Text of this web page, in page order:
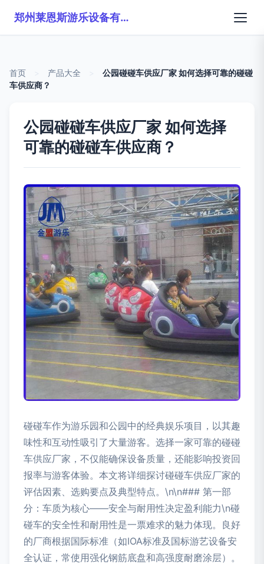
郑州莱恩斯游乐设备有限公司
首页 产品大全
公园碰碰车供应厂家 如何选择可靠的碰碰
车供应商？
公园碰碰车供应厂家 如何选择
可靠的碰碰车供应商？
碰碰车作为游乐园和公园中的经典娱乐项目，以其趣
味性和互动性吸引了大量游客。选择一家可靠的碰碰
车供应厂家，不仅能确保设备质量，还能影响投资回
报率与游客体验。本文将详细探讨碰碰车供应厂家的
评估因素、选购要点及典型特点。\n\n### 第一部
分：车质为核心——安全与耐用性决定盈利能力\n碰
碰车的安全性和耐用性是一票难求的魅力体现。良好
的厂商根据国际标准（如IOA标准及国标游艺设备安
全认证，常使用强化钢筋底盘和高强度耐磨涂层）。